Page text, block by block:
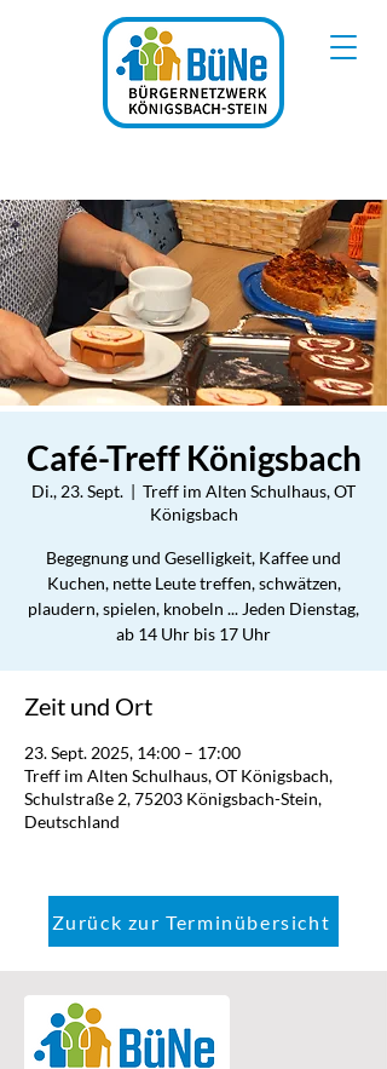
Café-Treff Königsbach
Di., 23. Sept.
  |
Treff im Alten Schulhaus, OT
Königsbach
Begegnung und Geselligkeit, Kaffee und
Kuchen, nette Leute treffen, schwätzen,
plaudern, spielen, knobeln ... Jeden Dienstag,
ab 14 Uhr bis 17 Uhr
Zeit und Ort
23. Sept. 2025, 14:00 – 17:00
Treff im Alten Schulhaus, OT Königsbach,
Schulstraße 2, 75203 Königsbach-Stein,
Deutschland
Zurück zur Terminübersicht